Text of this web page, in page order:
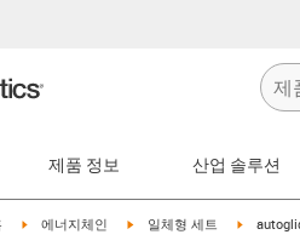
제품 정보 산업 솔루션
icon-arrow-right
igus-icon-arrow-right
에너지체인 igus-icon-arrow-right
일체형 세트 igus-